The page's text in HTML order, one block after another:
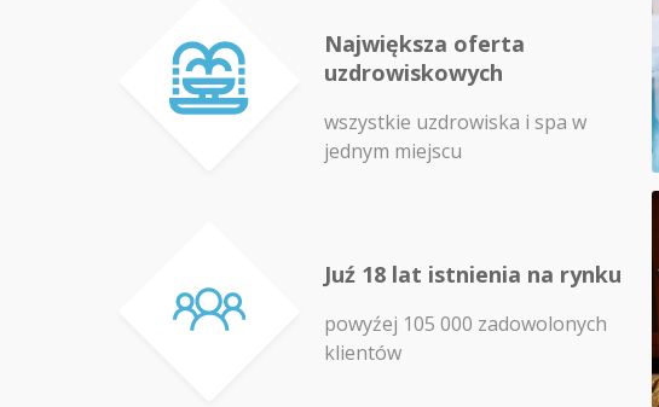
Największa oferta
uzdrowiskowych
wszystkie uzdrowiska i spa w
jednym miejscu
Juź 18 lat istnienia na rynku
powyźej 105 000 zadowolonych
klientów